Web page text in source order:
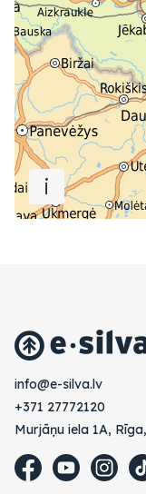
i
vl.avlis-e@ofni
+371 27772120
Murjāņu iela 1A,